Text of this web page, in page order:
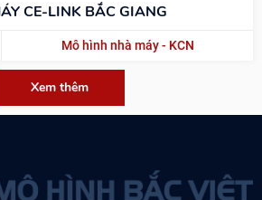
CE-LINK BẮC GIANG
Mô hình nhà máy - KCN
Xem thêm